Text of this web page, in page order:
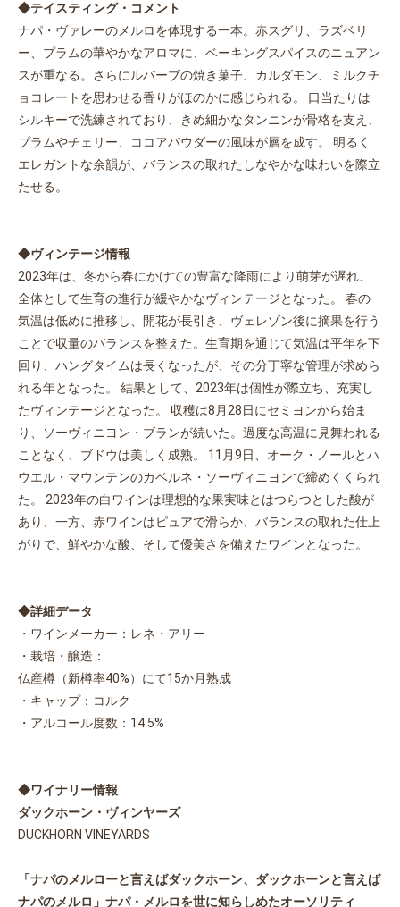
◆テイスティング・コメント
ナパ・ヴァレーのメルロを体現する一本。赤スグリ、ラズベリ
ー、プラムの華やかなアロマに、ベーキングスパイスのニュアン
スが重なる。さらにルバーブの焼き菓子、カルダモン、ミルクチ
ョコレートを思わせる香りがほのかに感じられる。 口当たりは
シルキーで洗練されており、きめ細かなタンニンが骨格を支え、
プラムやチェリー、ココアパウダーの風味が層を成す。 明るく
エレガントな余韻が、バランスの取れたしなやかな味わいを際立
たせる。
◆ヴィンテージ情報
2023年は、冬から春にかけての豊富な降雨により萌芽が遅れ、
全体として生育の進行が緩やかなヴィンテージとなった。 春の
気温は低めに推移し、開花が長引き、ヴェレゾン後に摘果を行う
ことで収量のバランスを整えた。生育期を通じて気温は平年を下
回り、ハングタイムは長くなったが、その分丁寧な管理が求めら
れる年となった。 結果として、2023年は個性が際立ち、充実し
たヴィンテージとなった。 収穫は8月28日にセミヨンから始ま
り、ソーヴィニヨン・ブランが続いた。過度な高温に見舞われる
ことなく、ブドウは美しく成熟。 11月9日、オーク・ノールとハ
ウエル・マウンテンのカベルネ・ソーヴィニヨンで締めくくられ
た。 2023年の白ワインは理想的な果実味とはつらつとした酸が
あり、一方、赤ワインはピュアで滑らか、バランスの取れた仕上
がりで、鮮やかな酸、そして優美さを備えたワインとなった。
◆詳細データ
・ワインメーカー：レネ・アリー
・栽培・醸造：
仏産樽（新樽率40%）にて15か月熟成
・キャップ：コルク
・アルコール度数：14.5%
◆ワイナリー情報
ダックホーン・ヴィンヤーズ
DUCKHORN VINEYARDS
「ナパのメルローと言えばダックホーン、ダックホーンと言えば
ナパのメルロ」ナパ・メルロを世に知らしめたオーソリティ